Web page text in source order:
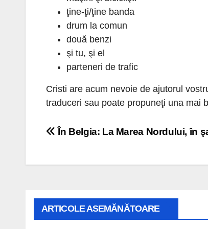
ţine-ţi/ţine banda
drum la comun
două benzi
şi tu, şi el
parteneri de trafic
Cristi are acum nevoie de ajutorul
traduceri sau poate propuneţi una mai
Navigare
În Belgia: La Marea Nordului, în
ARTICOLE ASEMĂNĂTOARE